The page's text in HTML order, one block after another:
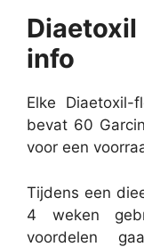
info
Elke Diaetoxil-
bevat 60
voor een
Tijdens een
4 weken
voordelen